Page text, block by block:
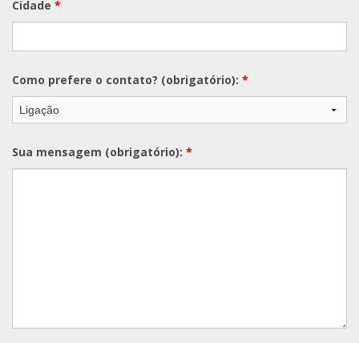
Cidade *
Como prefere o contato? (obrigatório): *
Sua mensagem (obrigatório): *